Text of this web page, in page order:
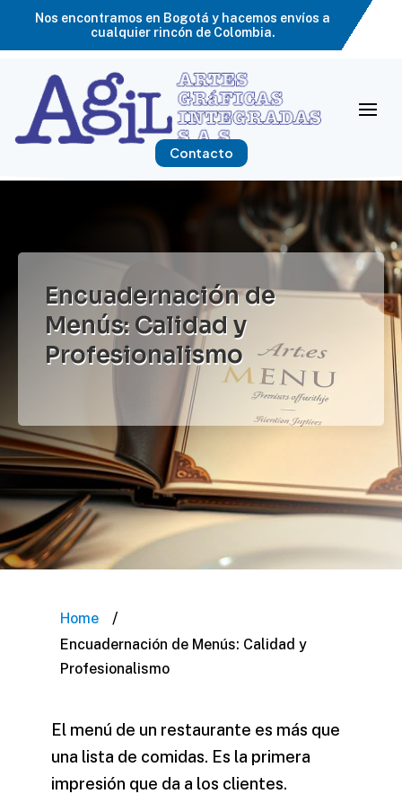
Nos encontramos en Bogotá y hacemos envíos a
cualquier rincón de Colombia.
Contacto
Encuadernación de
Menús: Calidad y
Profesionalismo
Home /
Encuadernación de Menús: Calidad y
Profesionalismo
El menú de un restaurante es más que
una lista de comidas. Es la primera
impresión que da a los clientes.